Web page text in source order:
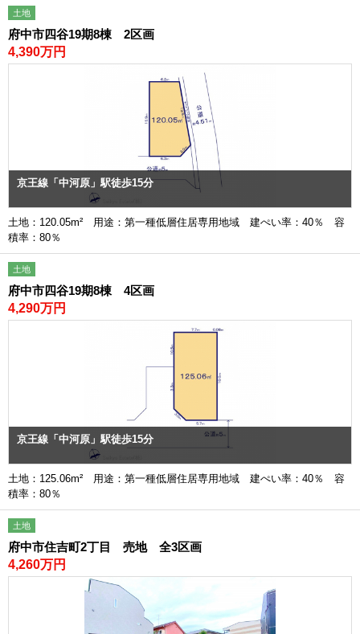
土地
府中市四谷19期8棟 2区画
4,390万円
京王線「中河原」駅徒歩15分
土地：120.05m² 用途：第一種低層住居専用地域 建ぺい率：40％ 容
積率：80％
土地
府中市四谷19期8棟 4区画
4,290万円
京王線「中河原」駅徒歩15分
土地：125.06m² 用途：第一種低層住居専用地域 建ぺい率：40％ 容
積率：80％
土地
府中市住吉町2丁目 売地 全3区画
4,260万円